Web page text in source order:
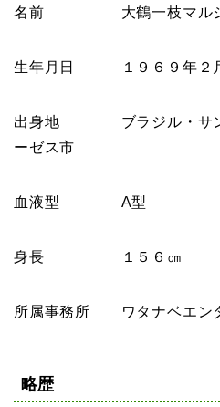
名前 大鶴一枝マル
生年月日 １９６９年２月
出身地 ブラジル・サン
ーゼス市
血液型 A型
身長 １５６㎝
所属事務所 ワタナベエン
略歴